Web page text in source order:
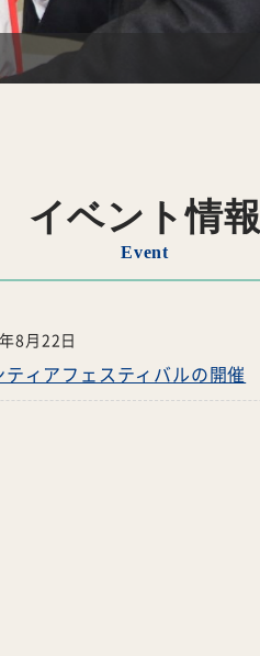
イベント情報
Event
8月22日
ィアフェスティバルの開催